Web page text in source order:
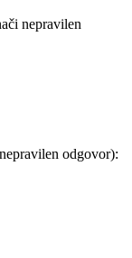
nepravilen
odgovor):